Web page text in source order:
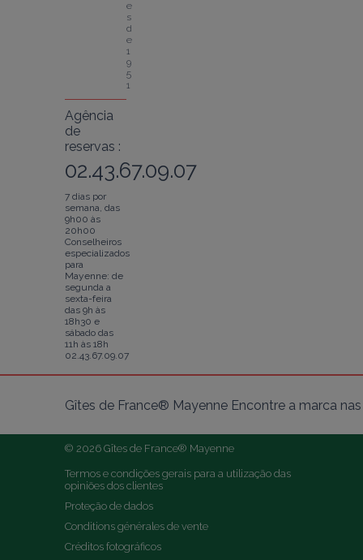
e
s
d
e
1
9
5
1
Agência
de
reservas :
02.43.67.09.07
7 dias por
semana, das
9h00 às
20h00
Conselheiros
especializados
para
Mayenne: de
segunda a
sexta-feira
das 9h às
18h30 e
sábado das
11h às 18h
02.43.67.09.07
Gîtes de France® Mayenne Encontre a marca
© 2026 Gîtes de France® Mayenne
Termos e condições gerais para a utilização das
opiniões dos clientes
Proteção de dados
Conditions générales de vente
Créditos fotográficos